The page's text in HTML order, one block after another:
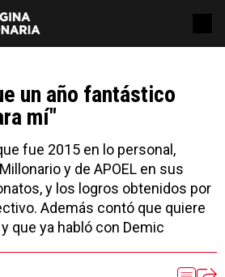
un año fantástico
mí"
fue 2015 en lo personal,
y de APOEL en sus
y los logros obtenidos por
Además contó que quiere
que ya habló con Demic